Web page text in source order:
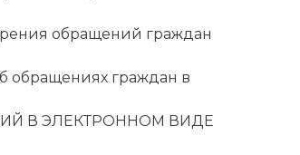
обращений граждан
обращениях граждан в
В ЭЛЕКТРОННОМ ВИДЕ